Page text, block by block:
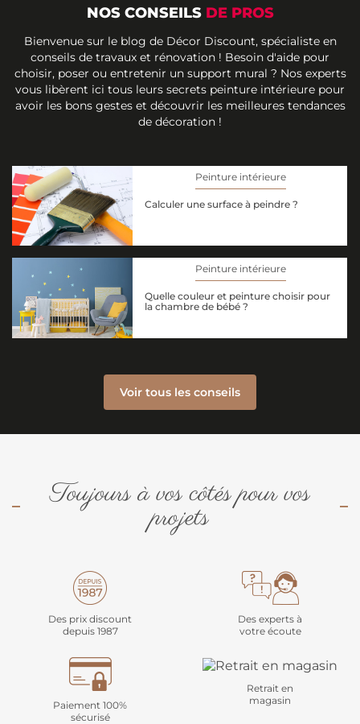
NOS CONSEILS DE PROS
Bienvenue sur le blog de Décor Discount, spécialiste en
conseils de travaux et rénovation ! Besoin d'aide pour
choisir, poser ou entretenir un support mural ? Nos experts
vous libèrent ici tous leurs secrets peinture intérieure pour
avoir les bons gestes et découvrir les meilleures tendances
de décoration !
Peinture intérieure
Calculer une surface à peindre ?
Peinture intérieure
Quelle couleur et peinture choisir pour
la chambre de bébé ?
Voir tous les conseils
Toujours à vos côtés pour vos
projets
Des prix discount
depuis 1987
Des experts à
votre écoute
Paiement 100%
sécurisé
Retrait en
magasin